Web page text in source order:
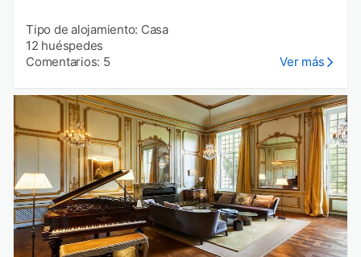
Tipo de alojamiento: Casa
12 huéspedes
Comentarios: 5
Ver más